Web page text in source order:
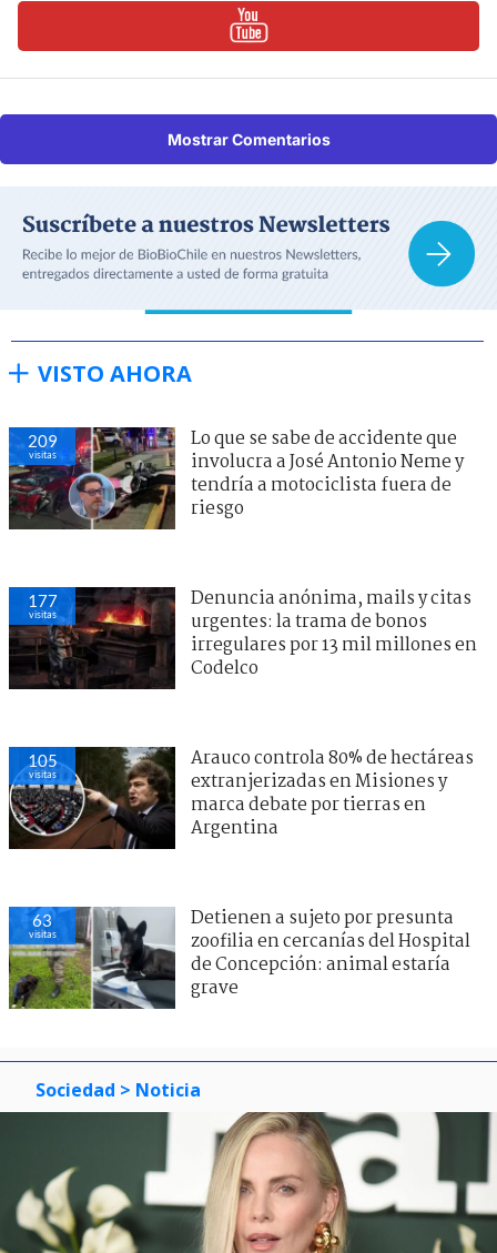
Mostrar Comentarios
VISTO AHORA
209
visitas
Lo que se sabe de accidente que
involucra a José Antonio Neme y
tendría a motociclista fuera de
riesgo
177
visitas
Denuncia anónima, mails y citas
urgentes: la trama de bonos
irregulares por 13 mil millones en
Codelco
105
visitas
Arauco controla 80% de hectáreas
extranjerizadas en Misiones y
marca debate por tierras en
Argentina
63
visitas
Detienen a sujeto por presunta
zoofilia en cercanías del Hospital
de Concepción: animal estaría
grave
Sociedad > Noticia